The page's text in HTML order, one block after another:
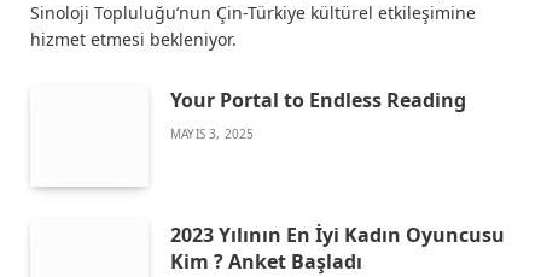
Sinoloji Topluluğu’nun Çin-Türkiye kültürel etkileşimine
hizmet etmesi bekleniyor.
Your Portal to Endless Reading
MAYIS 3, 2025
2023 Yılının En İyi Kadın Oyuncusu
Kim ? Anket Başladı